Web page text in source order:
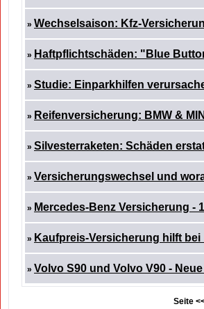
» Wechselsaison: Kfz-
» Haftpflichtschäden: "Blue
» Studie: Einparkhilfen
» Reifenversicherung: BMW &
» Silvesterraketen: Schäden
» Versicherungswechsel und
» Mercedes-Benz Versicherung -
» Kaufpreis-Versicherung hilft
» Volvo S90 und Volvo V90 -
Seite